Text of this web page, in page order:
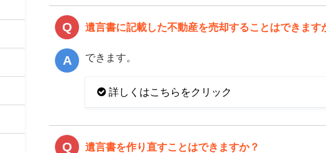
遺言書に記載した不動産を売却することはできます
できます。
詳しくはこちらをクリック
遺言書を作り直すことはできますか？